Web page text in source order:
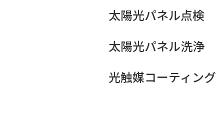
太陽光パネル点検
太陽光パネル洗浄
光触媒コーティング